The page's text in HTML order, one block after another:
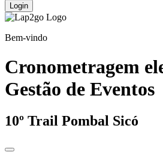
Login
Bem-vindo
Cronometragem
Gestão de Eventos
10º Trail Pombal Sicó